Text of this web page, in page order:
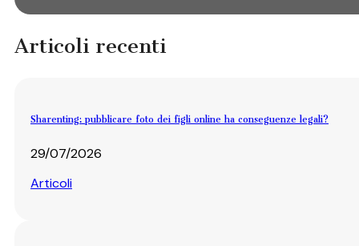
Articoli recenti
Sharenting: pubblicare foto dei figli online ha conseguenze legali?
29/07/2026
Articoli